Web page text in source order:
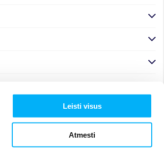
Leisti visus
Atmesti